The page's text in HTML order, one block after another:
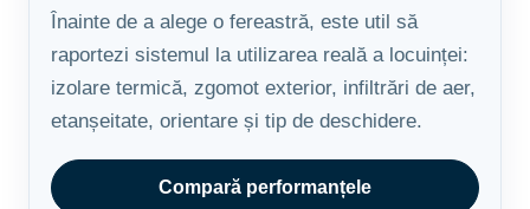
Înainte de a alege o fereastră, este util să
raportezi sistemul la utilizarea reală a locuinței:
izolare termică, zgomot exterior, infiltrări de aer,
etanșeitate, orientare și tip de deschidere.
Compară performanțele